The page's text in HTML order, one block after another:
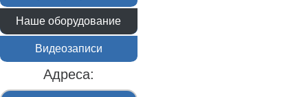
Наше оборудование
Видеозаписи
Адреса: